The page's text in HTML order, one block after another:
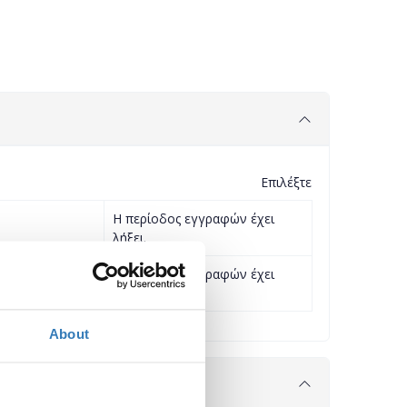
About
Επιλέξτε
Η περίοδος εγγραφών έχει
λήξει.
€10,00
Η περίοδος εγγραφών έχει
λήξει.